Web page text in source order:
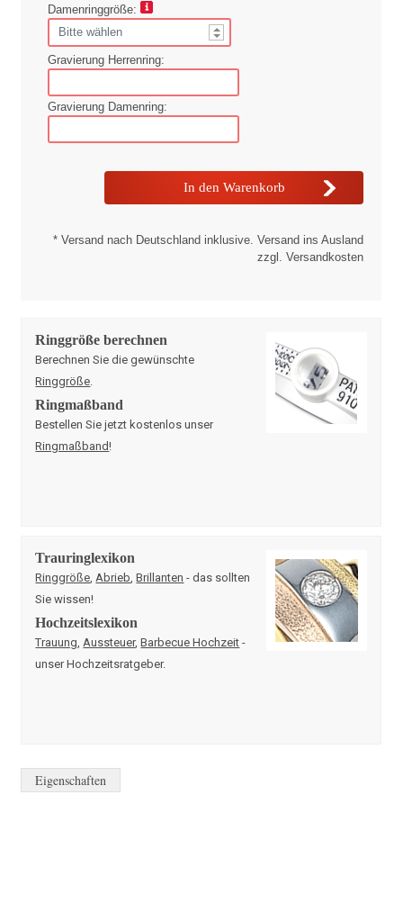
Damenringgröße:
Gravierung Herrenring:
Gravierung Damenring:
* Versand nach Deutschland inklusive. Versand ins Ausland
zzgl. Versandkosten
Ringgröße berechnen
Berechnen Sie die gewünschte
Ringgröße
Ringmaßband
Bestellen Sie jetzt kostenlos unser
Ringmaßband!
Trauringlexikon
Ringgröße Abrieb ,Brillanten - das sollten
Sie wissen!
Hochzeitslexikon
Trauung Aussteuer,Barbecue Hochzeit -
unser Hochzeitsratgeber.
Eigenschaften